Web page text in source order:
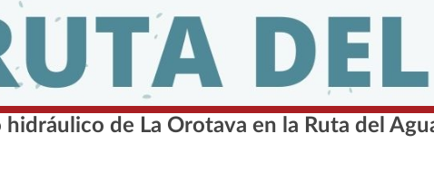
hidráulico de La Orotava en la Ruta del